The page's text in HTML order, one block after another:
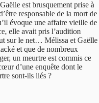
est brusquement prise à
responsable de la mort de
évoque une affaire vieille de
elle avait pris l’audition
sur le net… Mélissa et Gaëlle
et que de nombreux
un meurtre est commis ce
d’une enquête dont le
sont-ils liés ?